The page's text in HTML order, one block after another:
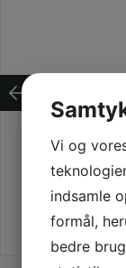
Vi og
indsamle
formål,
bedre